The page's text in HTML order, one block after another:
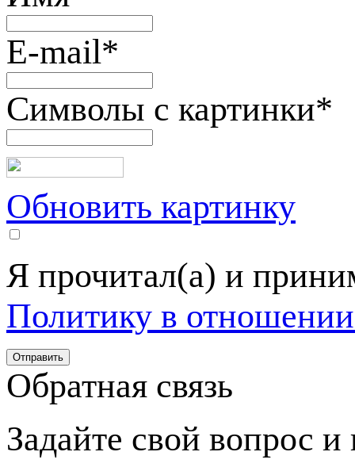
E-mail*
Символы с картинки*
Обновить картинку
Я прочитал(а) и
Политику в
Обратная связь
Задайте свой вопрос